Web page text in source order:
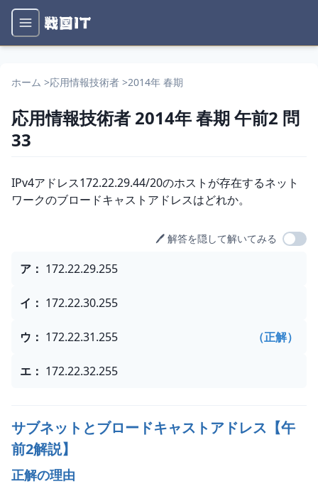
ホーム >応用情報技術者 >2014年 春期
応用情報技術者 2014年 春期午前2 問
33
問題文
IPv4アドレス172.22.29.44/20のホストが存在するネット
ワークのブロードキャストアドレスはどれか。
🖊️ 解答を隠して解いてみる
選択肢
ア ： 172.22.29.255
イ ： 172.22.30.255
ウ ： 172.22.31.255 （正解）
エ ： 172.22.32.255
サブネットとブロードキャストアドレス【午
前2解説】
正解の理由